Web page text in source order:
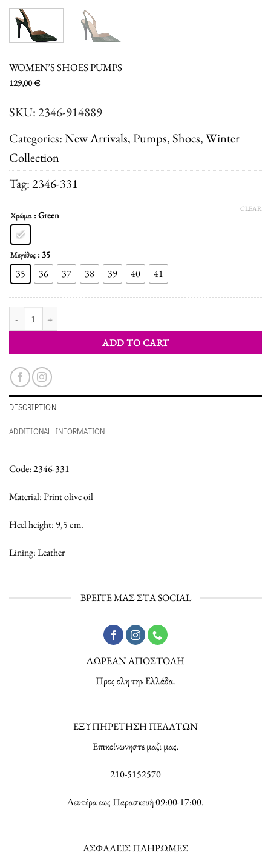
WOMEN’S SHOES PUMPS
129,00€
SKU:2346-914889
Categories:New Arrivals,Pumps,Shoes,Winter
Collection
Tag:2346-331
Χρώμα : Green
Μεγέθος : 35
35 36 37 38 39 40 41
CLEAR
ADD TO CART
DESCRIPTION
ADDITIONAL INFORMATION
Code: 2346-331
Material: Print olive oil
Heel height: 9,5 cm.
Lining: Leather
ΒΡΕΙΤΕ ΜΑΣ ΣΤΑ SOCIAL
ΔΩΡΕΑΝ ΑΠΟΣΤΟΛΗ
Προς ολη την Ελλάδα.
ΕΞΥΠΗΡΕΤΗΣΗ ΠΕΛΑΤΩΝ
Επικοίνωνηστε μαζι μας.
210-5152570
Δευτέρα εως Παρασκευή 09:00-17:00.
ΑΣΦΑΛΕΙΣ ΠΛΗΡΩΜΕΣ